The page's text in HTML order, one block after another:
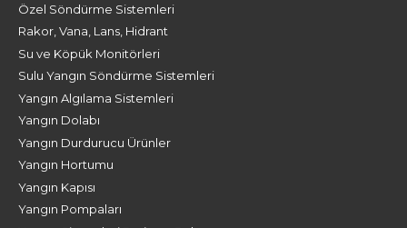
Özel Söndürme Sistemleri
Rakor, Vana, Lans, Hidrant
Su ve Köpük Monitörleri
Sulu Yangın Söndürme Sistemleri
Yangın Algılama Sistemleri
Yangın Dolabı
Yangın Durdurucu Ürünler
Yangın Hortumu
Yangın Kapısı
Yangın Pompaları